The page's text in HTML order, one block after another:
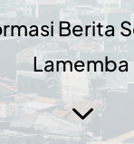
Berita
Lamemba
3